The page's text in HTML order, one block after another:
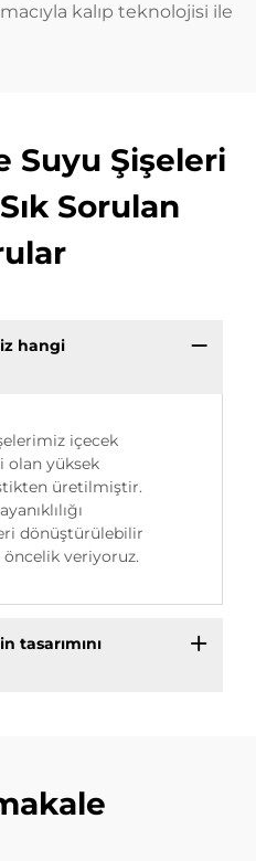
kalıp teknolojisi ile
Suyu Şişeleri
Sorulan
hangi
içecek
olan yüksek
üretilmiştir.
dönüştürülebilir
öncelik veriyoruz.
tasarımını